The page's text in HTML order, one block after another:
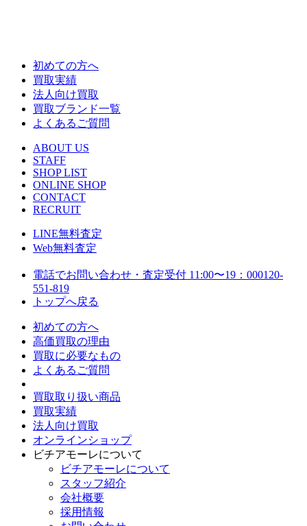
初めての方へ
買取実績
法人向け買取
買取ブランド一覧
よくあるご質問
ABOUT US
STAFF
SHOP LIST
ONLINE SHOP
CONTACT
RECRUIT
LINE無料査定
Web無料査定
電話でお問い合わせ・査定受付 11:00〜19：000120-
551-819
トップへ戻る
初めての方へ
高価買取の理由
買取に必要なもの
よくあるご質問
買取取り扱い商品
買取実績
法人向け買取
オンラインショップ
ビチアモーレについて
ビチアモーレについて
スタッフ紹介
会社概要
採用情報